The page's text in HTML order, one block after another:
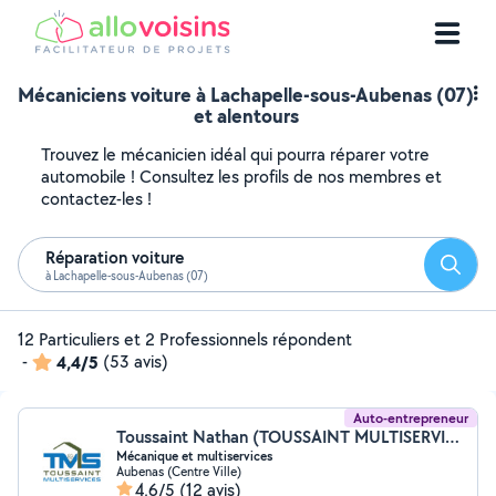
Mécaniciens voiture à Lachapelle-sous-Aubenas (07)
et alentours
Trouvez le mécanicien idéal qui pourra réparer votre
automobile ! Consultez les profils de nos membres et
contactez-les !
Réparation voiture
à Lachapelle-sous-Aubenas (07)
12 Particuliers et 2 Professionnels répondent
-
4,4/5 (53 avis)
Auto-entrepreneur
Toussaint Nathan (TOUSSAINT MULTISERVICES)
Mécanique et multiservices
Aubenas (Centre Ville)
4,6/5 (12 avis)